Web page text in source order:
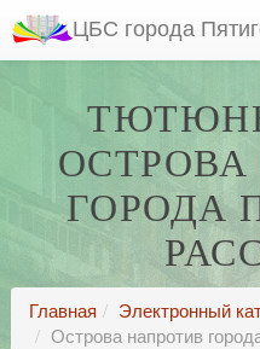
ЦБС города
ГОРОДА
Главная
Электронный
Острова напротив